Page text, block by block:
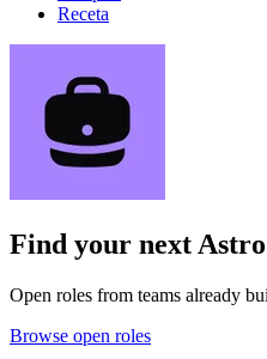
Receta
Find your next
Open roles from teams already
Browse open roles